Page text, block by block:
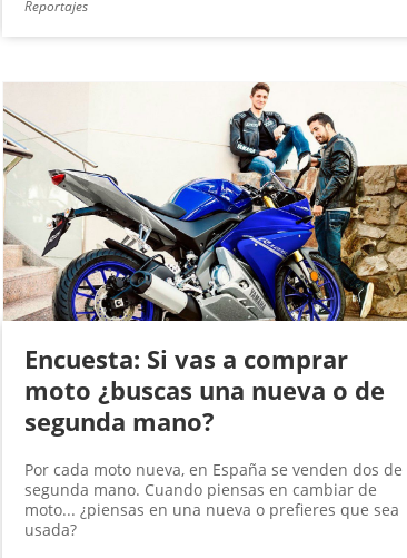
Reportajes
Encuesta: Si vas a comprar
moto ¿buscas una nueva o de
segunda mano?
Por cada moto nueva, en España se venden dos de
segunda mano. Cuando piensas en cambiar de
moto... ¿piensas en una nueva o prefieres que sea
usada?